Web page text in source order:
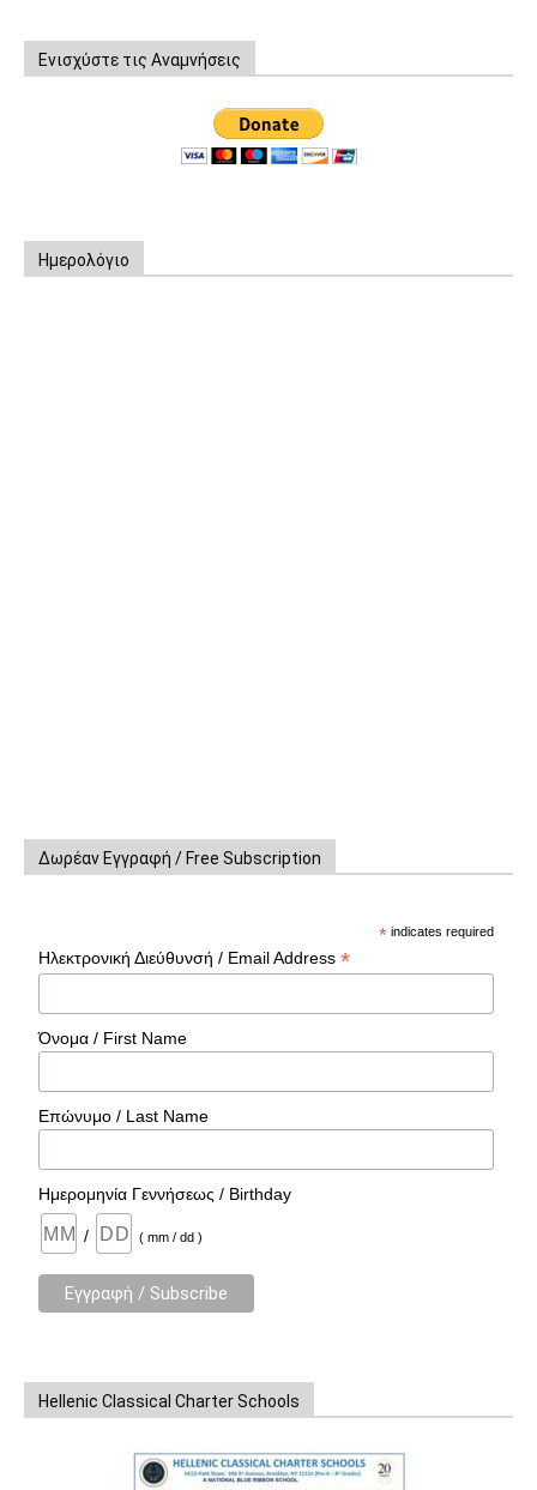
Ενισχύστε τις Αναμνήσεις
Ημερολόγιο
Δωρέαν Εγγραφή / Free Subscription
* indicates required
Ηλεκτρονική Διεύθυνσή / Email Address*
Όνομα / First Name
Επώνυμο / Last Name
Ημερομηνία Γεννήσεως / Birthday
/ ( mm / dd )
Hellenic Classical Charter Schools